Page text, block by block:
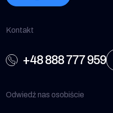
Kontakt
+48 888 777 959
Odwiedź nas osobiście